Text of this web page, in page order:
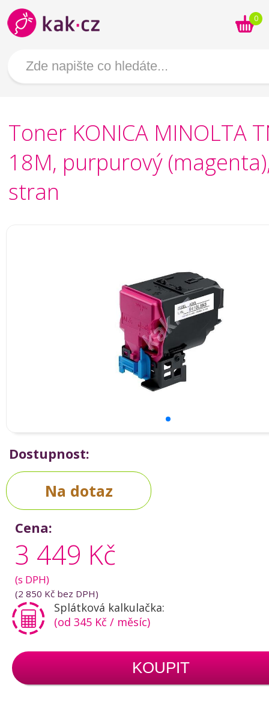
0
Toner KONICA MINOLTA
18M, purpurový
stran
Dostupnost:
Na dotaz
Cena:
3 449 Kč
(s DPH)
(2 850 Kč bez DPH)
Splátková kalkulačka:
(od 345 Kč / měsíc)
KOUPIT